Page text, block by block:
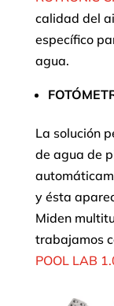
calidad del
específico
agua.
La solución
de agua de
y ésta
Miden
trabajamos
POOL LAB